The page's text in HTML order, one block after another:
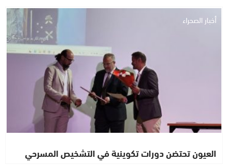
أخبار الصحراء
العيون تحتضن دورات تكوينية في التشخيص المسرحي